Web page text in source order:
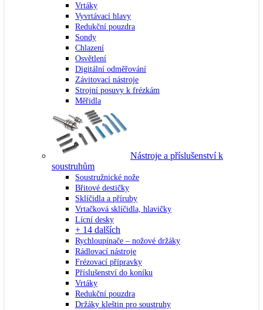
Vrtáky
Vyvrtávací hlavy
Redukční pouzdra
Sondy
Chlazení
Osvětlení
Digitální odměřování
Závitovací nástroje
Strojní posuvy k frézkám
Měřidla
Nástroje a příslušenství k
soustruhům
Soustružnické nože
Břitové destičky
Sklíčidla a příruby
Vrtačková sklíčidla, hlavičky
Lícní desky
+ 14 dalších
Rychloupínače – nožové držáky
Rádlovací nástroje
Frézovací přípravky
Příslušenství do koníku
Vrtáky
Redukční pouzdra
Držáky kleštin pro soustruhy